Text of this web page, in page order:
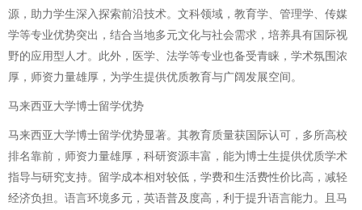
源，助力学生深入探索前沿技术。文科领域，教育学、管理学、传媒
学等专业优势突出，结合当地多元文化与社会需求，培养具有国际视
野的应用型人才。此外，医学、法学等专业也备受青睐，学术氛围浓
厚，师资力量雄厚，为学生提供优质教育与广阔发展空间。
马来西亚大学博士留学优势
马来西亚大学博士留学优势显著。其教育质量获国际认可，多所高校
排名靠前，师资力量雄厚，科研资源丰富，能为博士生提供优质学术
指导与研究支持。留学成本相对较低，学费和生活费性价比高，减轻
经济负担。语言环境多元，英语普及度高，利于提升语言能力。且马